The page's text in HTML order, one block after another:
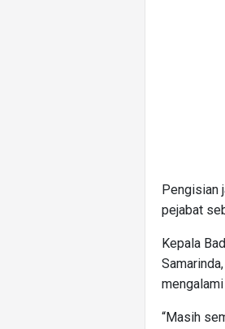
Pengisian
pejabat
Kepala
“Masih